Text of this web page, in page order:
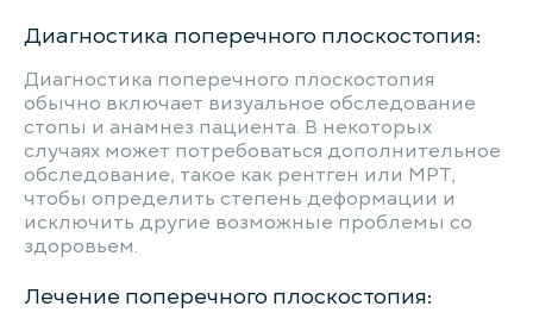
Диагностика поперечного плоскостопия:
Диагностика поперечного плоскостопия
обычно включает визуальное обследование
стопы и анамнез пациента. В некоторых
случаях может потребоваться дополнительное
обследование, такое как рентген или МРТ,
чтобы определить степень деформации и
исключить другие возможные проблемы со
здоровьем.
Лечение поперечного плоскостопия: